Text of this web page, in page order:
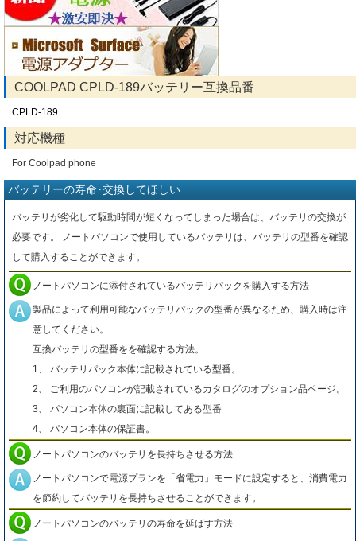
COOLPAD CPLD-189バッテリー互換品番
CPLD-189
対応機種
For Coolpad phone
バッテリーの寿命･交換してほしい
バッテリが劣化して駆動時間が短くなってしまった場合は、バッテリの交換が
必要です。 ノートパソコンで使用しているバッテリは、バッテリの型番を確認
して購入することができます。
ノートパソコンに添付されているバッテリパックを購入する方法
製品によって利用可能なバッテリパックの型番が異なるため、購入時は注
意してください。
互換バッテリの型番をを確認する方法。
1、 バッテリパック本体に記載されている型番。
2、 ご利用のパソコンが記載されているカタログのオプション品ページ。
3、 パソコン本体の裏面に記載してある型番
4、 パソコン本体の保証書。
ノートパソコンのバッテリを長持ちさせる方法
ノートパソコンで電源プランを「省電力」モードに設定すると、消費電力
を節約してバッテリを長持ちさせることができます。
ノートパソコンのバッテリの寿命を延ばす方法